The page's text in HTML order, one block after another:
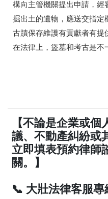
構向主管機關提出申請，經
掘出土的遺物，應送交指定
古蹟保存維護有貢獻者有提
在法律上，盜墓和考古是不
【不論是企業或
議、不動產糾紛或
立即填表預約律師
關。】
📞 大壯法律客服專